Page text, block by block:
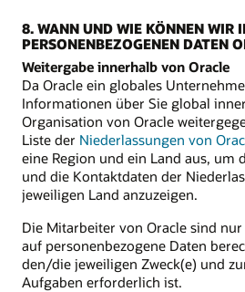
8. WANN UND WIE KÖNNEN WIR
PERSONENBEZOGENEN DATEN
Weitergabe innerhalb von Oracle
Da Oracle ein globales
Informationen über Sie global
Organisation von Oracle
Liste der Niederlassungen von
eine Region und ein Land aus, um
und die Kontaktdaten der
jeweiligen Land anzuzeigen.
Die Mitarbeiter von Oracle sind
auf personenbezogene Daten
den/die jeweiligen Zweck(e) und
Aufgaben erforderlich ist.